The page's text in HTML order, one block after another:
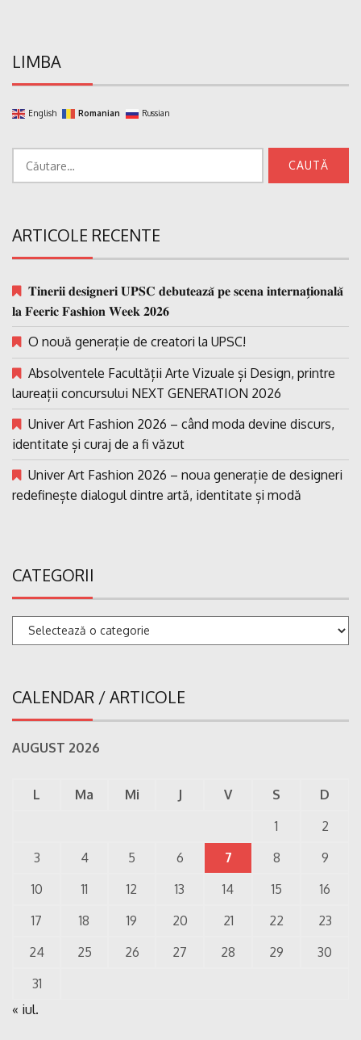
LIMBA
English Romanian Russian
ARTICOLE RECENTE
𝐓𝐢𝐧𝐞𝐫𝐢𝐢 𝐝𝐞𝐬𝐢𝐠𝐧𝐞𝐫𝐢 𝐔𝐏𝐒𝐂 𝐝𝐞𝐛𝐮𝐭𝐞𝐚𝐳𝐚̆ 𝐩𝐞 𝐬𝐜𝐞𝐧𝐚 𝐢𝐧𝐭𝐞𝐫𝐧𝐚𝐭̗𝐢𝐨𝐧𝐚𝐥𝐚̆
𝐥𝐚 𝐅𝐞𝐞𝐫𝐢𝐜 𝐅𝐚𝐬𝐡𝐢𝐨𝐧 𝐖𝐞𝐞𝐤 𝟐𝟎𝟐𝟔
O nouă generație de creatori la UPSC!
Absolventele Facultății Arte Vizuale și Design, printre
laureații concursului NEXT GENERATION 2026
Univer Art Fashion 2026 – când moda devine discurs,
identitate și curaj de a fi văzut
Univer Art Fashion 2026 – noua generație de designeri
redefinește dialogul dintre artă, identitate și modă
CATEGORII
Categorii
CALENDAR / ARTICOLE
AUGUST 2026
L Ma Mi J V S
D
1
2
3
4 5 6 7 8
9
10
11 12 13 14 15
16
17
18 19 20 21 22
23
24
25 26 27 28 29
30
31
« iul.